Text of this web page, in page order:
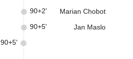
Marian Chobot
90+2'
Jan Maslo
90+5'
90+5'